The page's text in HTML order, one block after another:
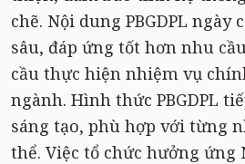
chẽ. Nội dung PBGDPL ngày
sâu, đáp ứng tốt hơn nhu
cầu thực hiện nhiệm vụ
ngành. Hình thức PBGDPL
sáng tạo, phù hợp với từng
thể. Việc tổ chức hưởng ứng